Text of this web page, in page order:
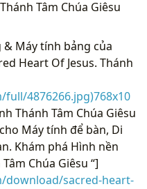
Tâm Chúa Giêsu
Máy tính bảng của
Heart Of Jesus. Thánh
4876266.jpg)768x10
Thánh Tâm Chúa Giêsu
Máy tính để bàn, Di
Khám phá Hình nền
Chúa Giêsu “]
download/sacred-heart-